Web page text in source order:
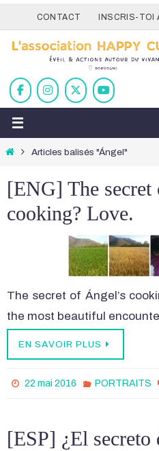
vers
contenu
CONTACT INSCRIS-TOI
HomeArticles balisés "Ángel"
[ENG] The secret
cooking? Love.
The secret of Ángel’s
the most beautiful
EN SAVOIR PLUS
22 mai 2016 PORTRAITS
[ESP] ¿El secreto